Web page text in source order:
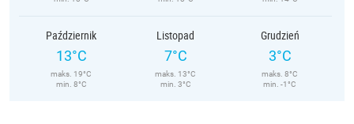
Październik
13°C
maks. 19°C
min. 8°C
Listopad
7°C
maks. 13°C
min. 3°C
Grudzień
3°C
maks. 8°C
min. -1°C